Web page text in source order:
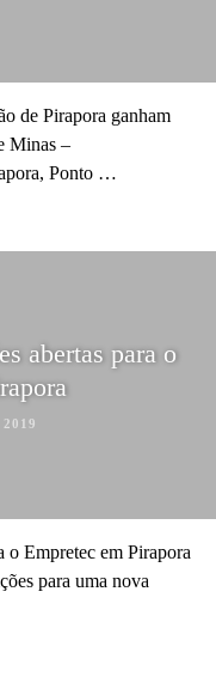
de Pirapora ganham
Minas –
Ponto …
abertas para o
o Empretec em Pirapora
para uma nova